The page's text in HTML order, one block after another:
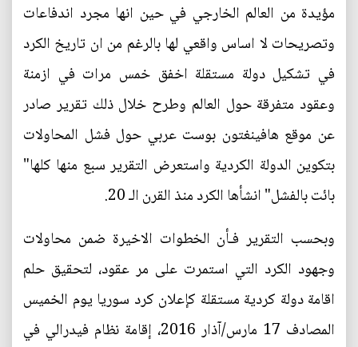
مؤيدة من العالم الخارجي في حين انها مجرد اندفاعات
وتصريحات لا اساس واقعي لها بالرغم من ان تاريخ الكرد
في تشكيل دولة مستقلة اخفق خمس مرات في ازمنة
وعقود متفرقة حول العالم وطرح خلال ذلك تقرير صادر
عن موقع هافينغتون بوست عربي حول فشل المحاولات
بتكوين الدولة الكردية واستعرض التقرير سبع منها كلها"
بائت بالفشل" انشأها الكرد منذ القرن الـ 20.
وبحسب التقرير فـأن الخطوات الاخيرة ضمن محاولات
وجهود الكرد التي استمرت على مر عقود، لتحقيق حلم
اقامة دولة كردية مستقلة كإعلان كرد سوريا يوم الخميس
المصادف 17 مارس/آذار 2016، إقامة نظام فيدرالي في